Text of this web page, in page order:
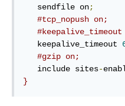
   sendfile on
;
#tcp_nopush on;
   keepalive_timeout
#gzip on;
   include sites
-
}